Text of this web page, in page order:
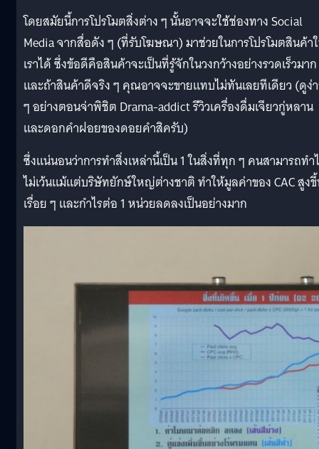
โดยสมัยนี้การโปรโมตสิ่งต่าง ๆ นั้นอาจจะใช้ช่องทาง Social
Media จากสื่อดัง ๆ (ที่รับโฆษณา) มาช่วยในการโปรโมตสินค้า
เราได้ ซึ่งข้อดีคือสินค้าจะเป็นที่รู้จักในวงกว้างอย่างรวดเร็วมาก
และถ้าสินค้าดีจริง ๆ คุณอาจจะขายแทบไม่ทันเลยทีเดียว (ดูง่
ๆ อย่างตอนจ่าพิชิต Drama-addict รีวิวเครื่องดื่มเจียวกู่หลาน
และดอกคำฝอยของดอยคำสิครับ)
ซึ่งแน่นอนว่าการทำสิ่งเหล่านี้เป็น 1 ในสิ่งที่ทุก ๆ คนสามารถทำ
ไม่เว้นแม้แต่บริษัทยักษ์ใหญ่ต่างชาติ ทำให้มูลค่าของ CAC สูง
เรื่อย ๆ และกำไรต่อ 1 หน่วยลดลงเป็นอย่างมาก